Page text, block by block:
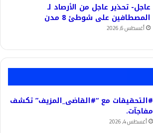
عاجل- تحذير عاجل من الأرصاد لـ
المصطافين على شوطئ 8 مدن
أغسطس 6, 2026
#التحقيقات مع “#القاضى_المزيف” تكشف
مفاجآت.
أغسطس 4, 2026